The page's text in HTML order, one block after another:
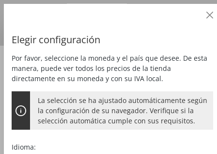
Ofertas OfertasPLUS
K 105-18 + L-BOXX C476-TB-K 105
Bildergalerie überspringen
Elegir configuración
Por favor, seleccione la moneda y el país que desee. De esta
manera, puede ver todos los precios de la tienda
directamente en su moneda y con su IVA local.
La selección se ha ajustado automáticamente según
la configuración de su navegador. Verifique si la
selección automática cumple con sus requisitos.
Idioma: